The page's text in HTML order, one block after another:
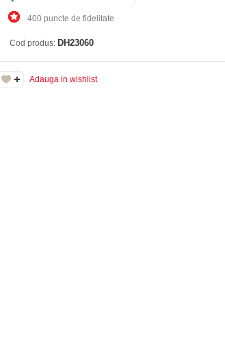
400 puncte de fidelitate
Cod produs: DH23060
Adauga in wishlist